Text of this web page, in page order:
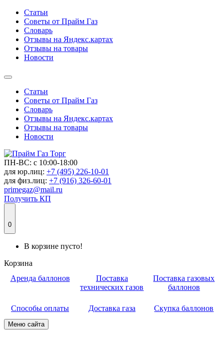
Статьи
Советы от Прайм Газ
Словарь
Отзывы на Яндекс.картах
Отзывы на товары
Новости
Статьи
Советы от Прайм Газ
Словарь
Отзывы на Яндекс.картах
Отзывы на товары
Новости
ПН-ВС: с 10:00-18:00
для юр.лиц: +7 (495) 226-10-01
для физ.лиц: +7 (916) 326-60-01
primegaz@mail.ru
Получить КП
0
В корзине пусто!
Корзина
Аренда баллонов
Поставка
технических газов
Поставка газовых
баллонов
Способы оплаты Доставка газа Скупка баллонов
Меню сайта